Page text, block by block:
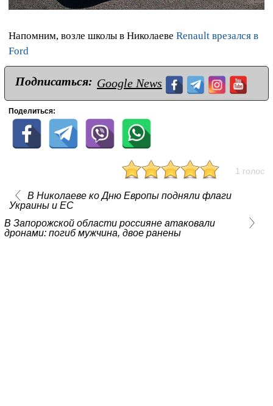
Напомним, возле школы в Николаеве Renault врезался в
Ford
Подписаться: Google News
Поделиться:
1 голос
В Николаеве ко Дню Европы подняли флаги
Украины и ЕС
В Запорожской области россияне атаковали
дронами: погиб мужчина, двое ранены